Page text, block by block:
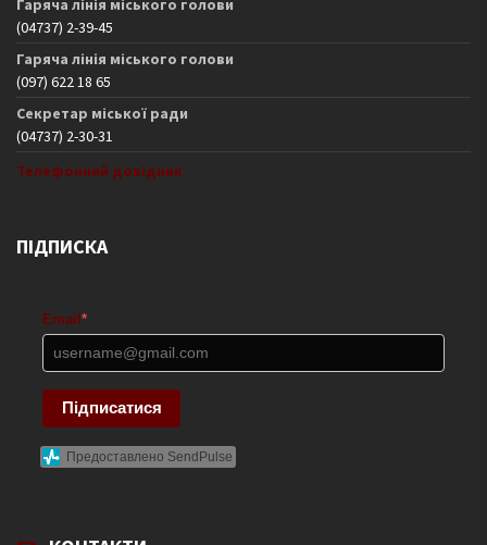
Гаряча лінія міського голови
(04737) 2-39-45
Гаряча лінія міського голови
(097) 622 18 65
Секретар міської ради
(04737) 2-30-31
Телефонний довідник
ПІДПИСКА
Email *
Підписатися
Предоставлено SendPulse